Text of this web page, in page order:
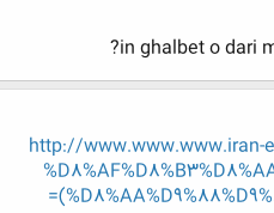
in ghalbet o dari
http://www.www.www.iran-